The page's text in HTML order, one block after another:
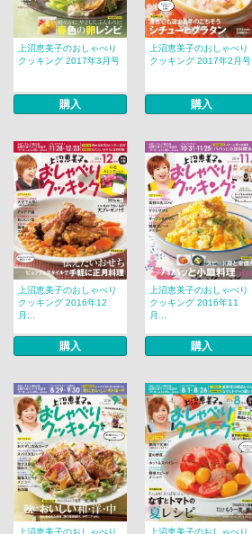
上沼恵美子のおしゃべり
クッキング 2017年3月号
購入
上沼恵美子のおしゃべり
クッキング 2017年2月号
購入
上沼恵美子のおしゃべり
クッキング 2016年12
月...
購入
上沼恵美子のおしゃべり
クッキング 2016年11
月...
購入
上沼恵美子のおしゃべり
上沼恵美子のおしゃべり